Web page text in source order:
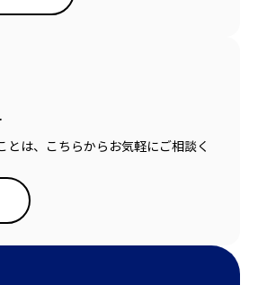
とは、こちらからお気軽にご相談く